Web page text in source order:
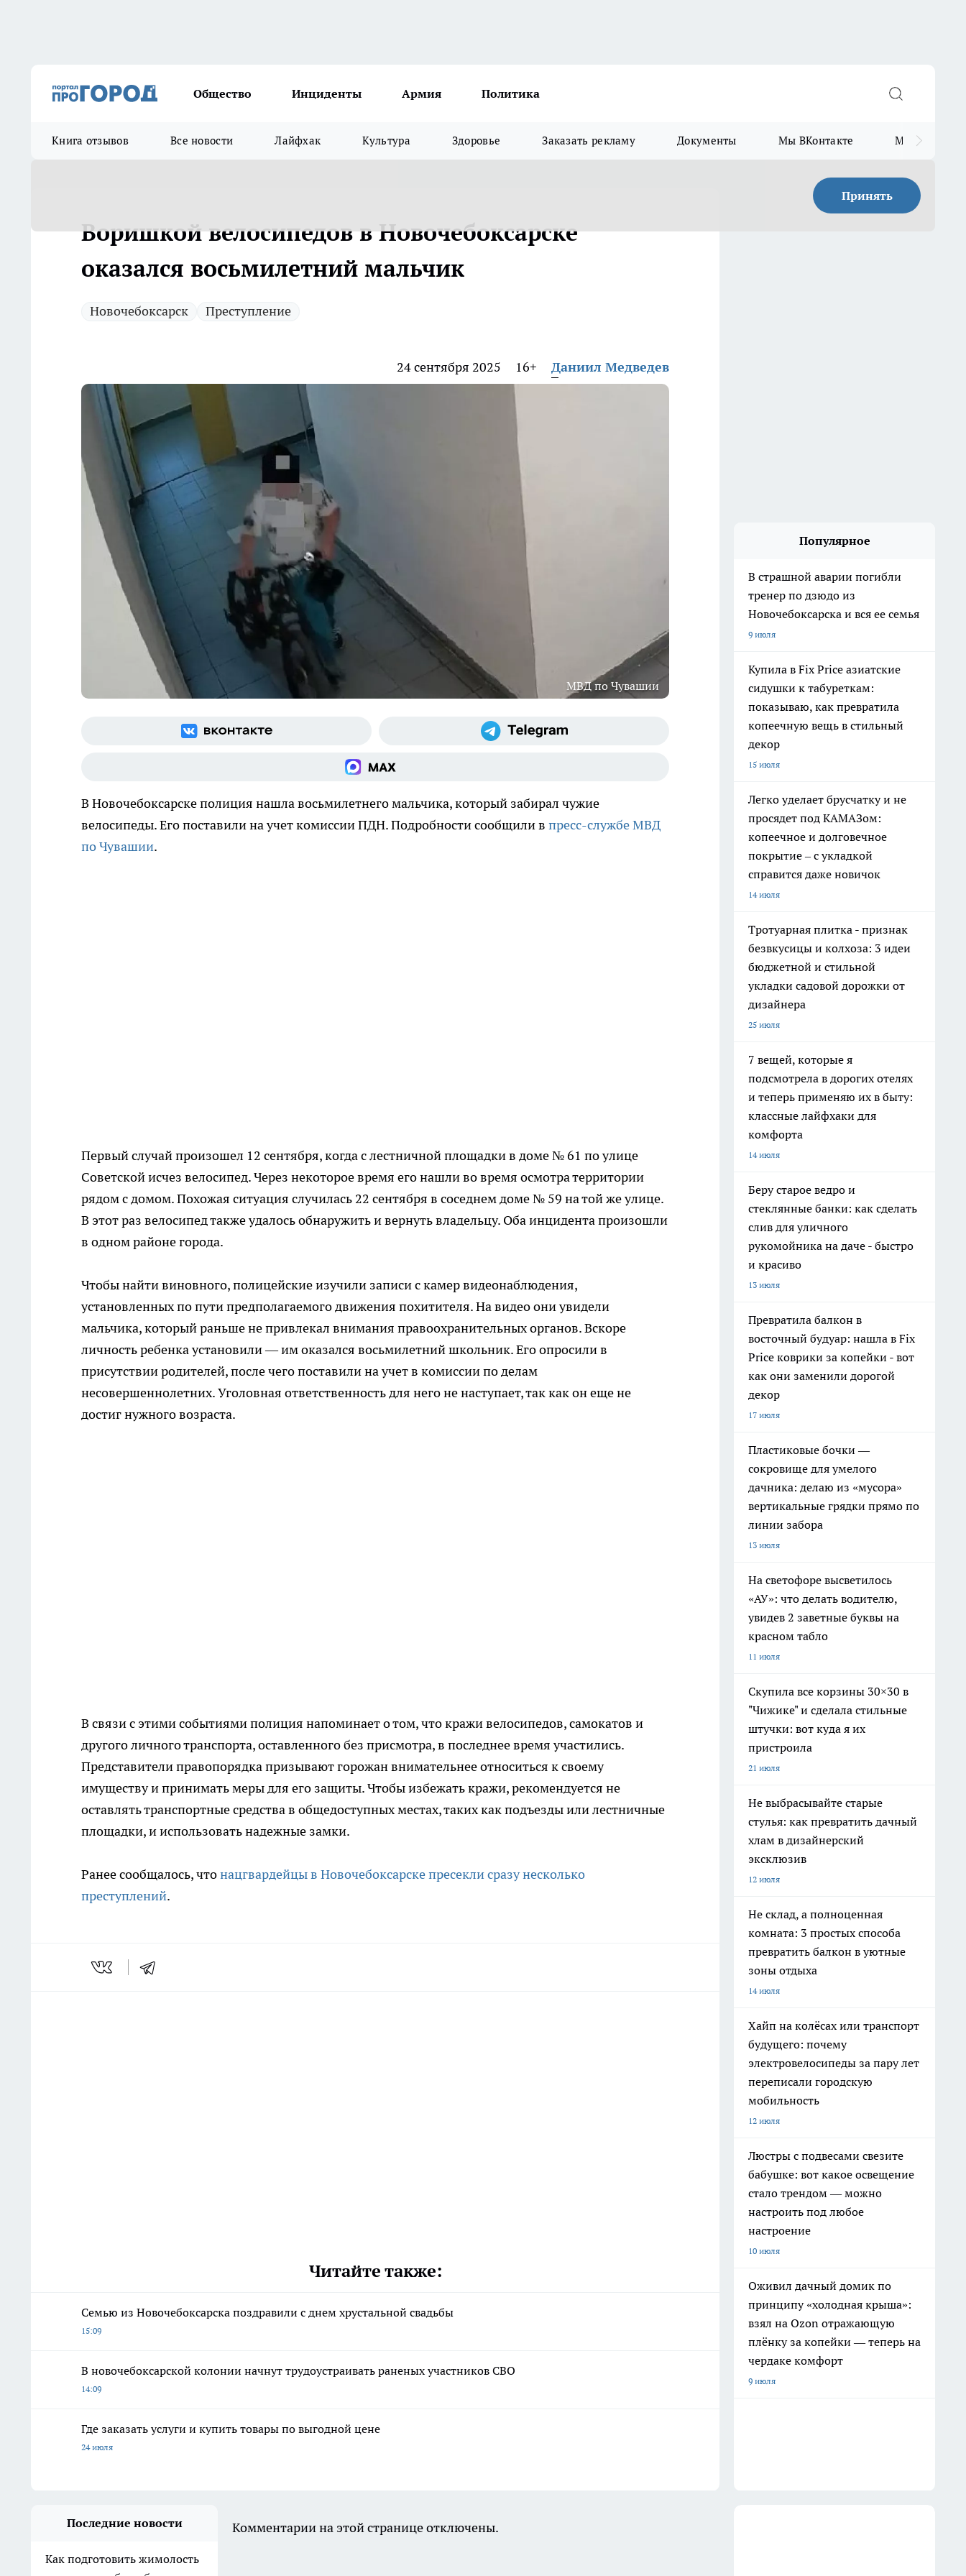
Общество Инциденты Армия Политика
Книга отзывов Все новости Лайфхак Культура Здоровье Заказать рекламу Документы Мы ВКонтакте Мы в
Принять
Воришкой велосипедов в Новочебоксарске
оказался восьмилетний мальчик
Новочебоксарск Преступление
24 сентября 2025 16+ Даниил Медведев
МВД по Чувашии
В Новочебоксарске полиция нашла восьмилетнего мальчика, который забирал чужие
велосипеды. Его поставили на учет комиссии ПДН. Подробности сообщили в пресс-службе МВД
по Чувашии.
Первый случай произошел 12 сентября, когда с лестничной площадки в доме № 61 по улице
Советской исчез велосипед. Через некоторое время его нашли во время осмотра территории
рядом с домом. Похожая ситуация случилась 22 сентября в соседнем доме № 59 на той же улице.
В этот раз велосипед также удалось обнаружить и вернуть владельцу. Оба инцидента произошли
в одном районе города.
Чтобы найти виновного, полицейские изучили записи с камер видеонаблюдения,
установленных по пути предполагаемого движения похитителя. На видео они увидели
мальчика, который раньше не привлекал внимания правоохранительных органов. Вскоре
личность ребенка установили — им оказался восьмилетний школьник. Его опросили в
присутствии родителей, после чего поставили на учет в комиссии по делам
несовершеннолетних. Уголовная ответственность для него не наступает, так как он еще не
достиг нужного возраста.
В связи с этими событиями полиция напоминает о том, что кражи велосипедов, самокатов и
другого личного транспорта, оставленного без присмотра, в последнее время участились.
Представители правопорядка призывают горожан внимательнее относиться к своему
имуществу и принимать меры для его защиты. Чтобы избежать кражи, рекомендуется не
оставлять транспортные средства в общедоступных местах, таких как подъезды или лестничные
площадки, и использовать надежные замки.
Ранее сообщалось, чтонацгвардейцы в Новочебоксарске пресекли сразу несколько
преступлений.
Читайте также:
Семью из Новочебоксарска поздравили с днем хрустальной свадьбы
15:09
В новочебоксарской колонии начнут трудоустраивать раненых участников СВО
14:09
Где заказать услуги и купить товары по выгодной цене
24 июля
Популярное
В страшной аварии погибли
тренер по дзюдо из
Новочебоксарска и вся ее семья
9 июля
Купила в Fix Price азиатские
сидушки к табуреткам:
показываю, как превратила
копеечную вещь в стильный
декор
15 июля
Легко уделает брусчатку и не
просядет под КАМАЗом:
копеечное и долговечное
покрытие – с укладкой
справится даже новичок
14 июля
Тротуарная плитка - признак
безвкусицы и колхоза: 3 идеи
бюджетной и стильной
укладки садовой дорожки от
дизайнера
25 июля
7 вещей, которые я
подсмотрела в дорогих отелях
и теперь применяю их в быту:
классные лайфхаки для
комфорта
14 июля
Беру старое ведро и
стеклянные банки: как сделать
слив для уличного
рукомойника на даче - быстро
и красиво
13 июля
Превратила балкон в
восточный будуар: нашла в Fix
Price коврики за копейки - вот
как они заменили дорогой
декор
17 июля
Пластиковые бочки —
сокровище для умелого
дачника: делаю из «мусора»
вертикальные грядки прямо по
линии забора
13 июля
На светофоре высветилось
«АУ»: что делать водителю,
увидев 2 заветные буквы на
красном табло
11 июля
Скупила все корзины 30×30 в
"Чижике" и сделала стильные
штучки: вот куда я их
пристроила
21 июля
Не выбрасывайте старые
стулья: как превратить дачный
хлам в дизайнерский
эксклюзив
12 июля
Не склад, а полноценная
комната: 3 простых способа
превратить балкон в уютные
зоны отдыха
14 июля
Хайп на колёсах или транспорт
будущего: почему
электровелосипеды за пару лет
переписали городскую
мобильность
12 июля
Люстры с подвесами свезите
бабушке: вот какое освещение
стало трендом — можно
настроить под любое
настроение
10 июля
Оживил дачный домик по
принципу «холодная крыша»:
взял на Ozon отражающую
плёнку за копейки — теперь на
чердаке комфорт
9 июля
Последние новости
Как подготовить жимолость
Комментарии на этой странице отключены.